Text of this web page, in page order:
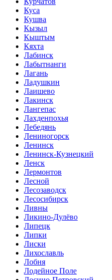
Куса
Кушва
Кызыл
Кыштым
Кяхта
Лабинск
Лабытнанги
Лагань
Ладушкин
Лаишево
Лакинск
Лангепас
Лахденпохья
Лебедянь
Лениногорск
Ленинск
Ленинск-Кузнецкий
Ленск
Лермонтов
Лесной
Лесозаводск
Лесосибирск
Ливны
Ликино-Дулёво
Липецк
Липки
Лиски
Лихославль
Лобня
Лодейное Поле